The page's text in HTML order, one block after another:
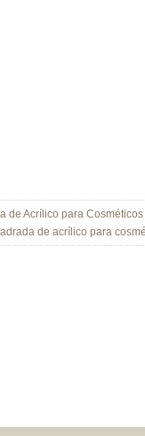
de Acrílico para
de acrílico para